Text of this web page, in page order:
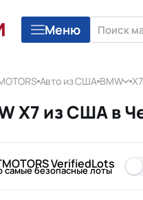
Меню
Авто из США BMW X7
X7 из США в
VerifiedLots
самые безопасные лоты